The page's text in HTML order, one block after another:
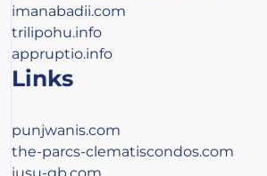
imanabadii.com
trilipohu.info
appruptio.info
Links
punjwanis.com
the-parcs-clematiscondos.com